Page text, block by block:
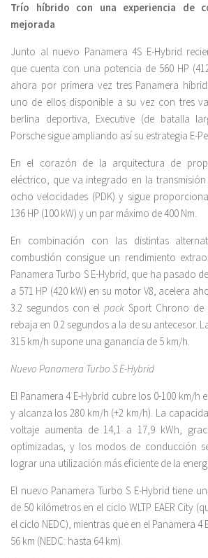
Trío híbrido con una experiencia de
mejorada
Junto al nuevo Panamera 4S E-Hybrid
que cuenta con una potencia de 560 HP
ahora por primera vez tres Panamera
uno de ellos disponible a su vez con tres
berlina deportiva, Executive (de batalla
Porsche sigue ampliando así su estrategia E-
En el corazón de la arquitectura de
eléctrico, que va integrado en la
ocho velocidades (PDK) y sigue
136 HP (100 kW) y un par máximo de 400 Nm.
En combinación con las distintas
combustión consigue un rendimiento
Panamera Turbo S E-Hybrid, que ha pasado
a 571 HP (420 kW) en su motor V8, acelera
3.2 segundos con elpack Sport Chrono de
rebaja en 0.2 segundos a la de su antecesor.
315 km/h supone una ganancia de 5 km/h.
Nuevo Panamera Turbo S E-Hybrid
El Panamera 4 E-Hybrid cubre los 0-100 km/h
y alcanza los 280 km/h (+2 km/h). La
voltaje aumenta de 14,1 a 17,9 kWh,
optimizadas, y los modos de conducción
lograr una utilización más eficiente de la
El nuevo Panamera Turbo S E-Hybrid tiene
de 50 kilómetros en el ciclo WLTP EAER City
el ciclo NEDC), mientras que en el Panamera 4
56 km (NEDC: hasta 64 km).